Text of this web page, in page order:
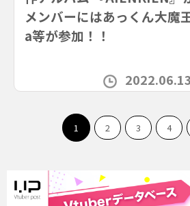
メンバーにはあっくん大魔
a等が参加！！
2022.06.13
1 2 3 4